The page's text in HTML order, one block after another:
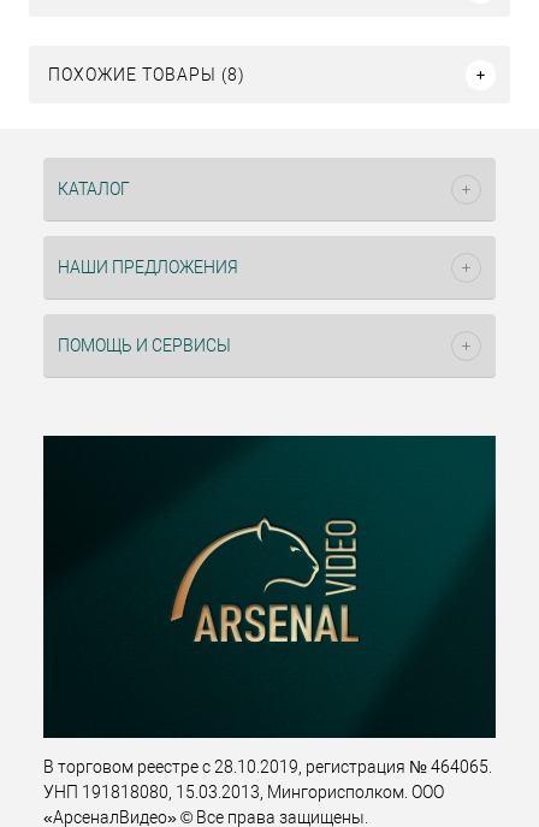
ПОХОЖИЕ ТОВАРЫ (8)
КАТАЛОГ
НАШИ ПРЕДЛОЖЕНИЯ
ПОМОЩЬ И СЕРВИСЫ
В торговом реестре с 28.10.2019, регистрация № 464065.
УНП 191818080, 15.03.2013, Мингорисполком. ООО
«АрсеналВидео» © Все права защищены.